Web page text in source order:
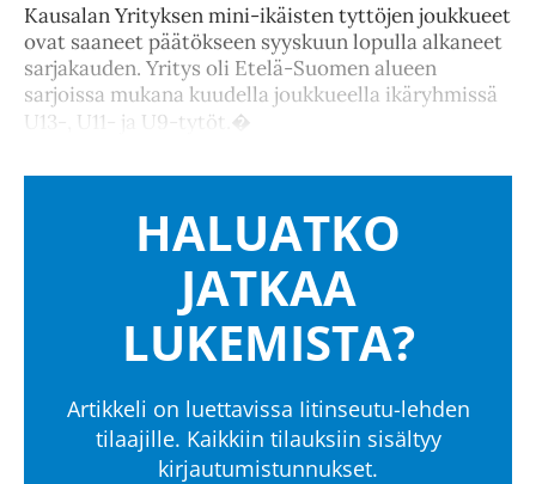
Kausalan Yrityksen mini-ikäisten tyttöjen joukkueet
ovat saaneet päätökseen syyskuun lopulla alkaneet
sarjakauden. Yritys oli Etelä-Suomen alueen
sarjoissa mukana kuudella joukkueella ikäryhmissä
U13-, U11- ja U9-tytöt.�
HALUATKO
JATKAA
LUKEMISTA?
Artikkeli on luettavissa Iitinseutu-lehden
tilaajille. Kaikkiin tilauksiin sisältyy
kirjautumistunnukset.